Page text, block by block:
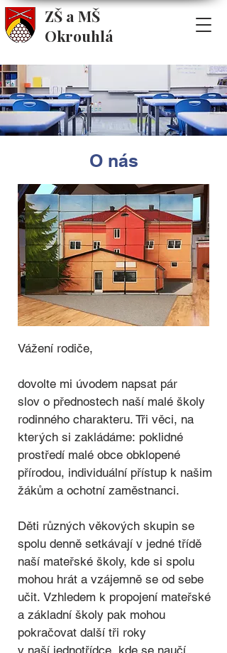
ZŠ a MŠ
Okrouhlá
O nás
Vážení rodiče,
dovolte mi úvodem napsat pár
slov o přednostech naší malé školy
rodinného charakteru. Tři věci, na
kterých si zakládáme: poklidné
prostředí malé obce obklopené
přírodou, individuální přístup k našim
žákům a ochotní zaměstnanci.
Děti různých věkových skupin se
spolu denně setkávají v jedné třídě
naší mateřské školy, kde si spolu
mohou hrát a vzájemně se od sebe
učit. Vzhledem k propojení mateřské
a základní školy pak mohou
pokračovat další tři roky
v naší jednotřídce, kde se naučí